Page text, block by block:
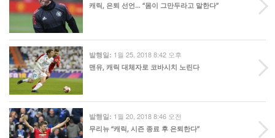
캐릭, 은퇴 선언… “몸이 그만두라고 말한다”
발행일: 1월 25, 2018 8:42 오후
맨유, 캐릭 대체자로 코바시치 노린다
발행일: 1월 20, 2018 8:46 오전
무리뉴 “캐릭, 시즌 종료 후 은퇴한다”